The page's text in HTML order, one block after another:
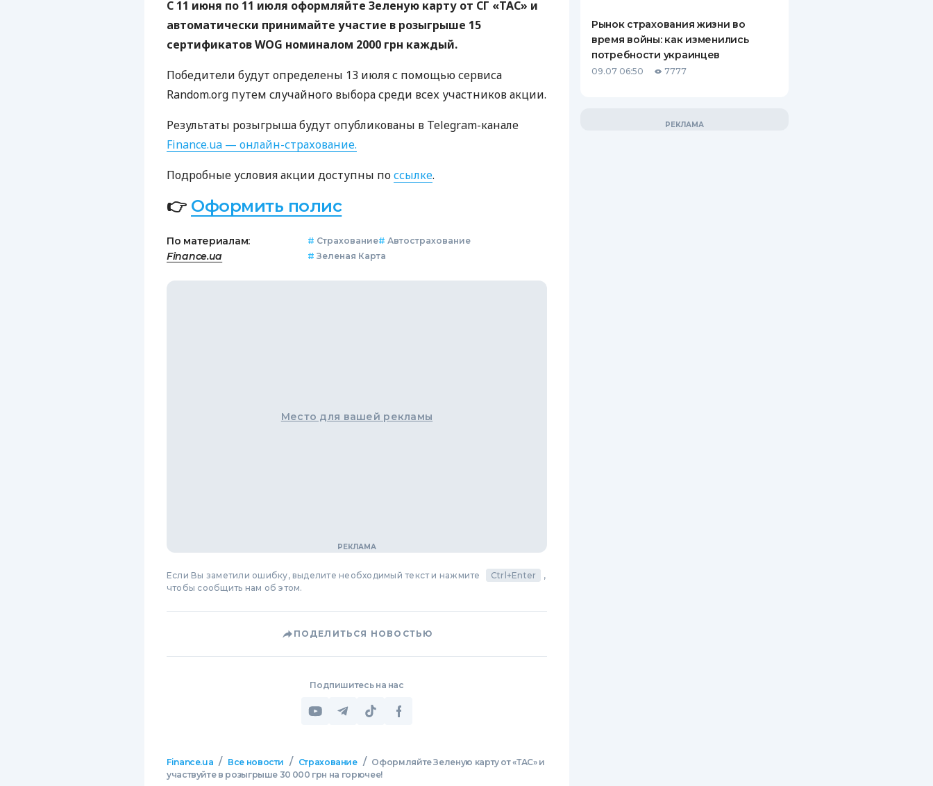
С 11 июня по 11 июля оформляйте Зеленую карту от СГ «ТАС» и
автоматически принимайте участие в розыгрыше 15
сертификатов WOG номиналом 2000 грн каждый.
Победители будут определены 13 июля с помощью сервиса
Random.org путем случайного выбора среди всех участников акции.
Результаты розыгрыша будут опубликованы в Telegram-канале
Finance.ua — онлайн-страхование.
Подробные условия акции доступны поссылке.
👉 Оформить полис
По материалам:
Finance.ua
# Страхование# Автострахование
# Зеленая Карта
Место для вашей рекламы
Если Вы заметили ошибку, выделите необходимый текст и нажмите Ctrl+Enter
,
чтобы сообщить нам об этом.
ПОДЕЛИТЬСЯ НОВОСТЬЮ
Подпишитесь на нас
Finance.ua / Все новости / Страхование / Оформляйте Зеленую карту от «ТАС» и
участвуйте в розыгрыше 30 000 грн на горючее!
Рынок страхования жизни во
время войны: как изменились
потребности украинцев
09.07 06:50 7777